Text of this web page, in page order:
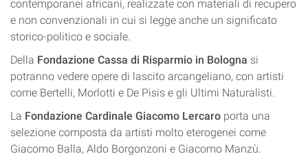
contemporanei africani, realizzate con materiali di recupero
e non convenzionali in cui si legge anche un significato
storico-politico e sociale.
Della Fondazione Cassa di Risparmio in Bologna si
potranno vedere opere di lascito arcangeliano, con artisti
come Bertelli, Morlotti e De Pisis e gli Ultimi Naturalisti.
La Fondazione Cardinale Giacomo Lercaro porta una
selezione composta da artisti molto eterogenei come
Giacomo Balla, Aldo Borgonzoni e Giacomo Manzù.